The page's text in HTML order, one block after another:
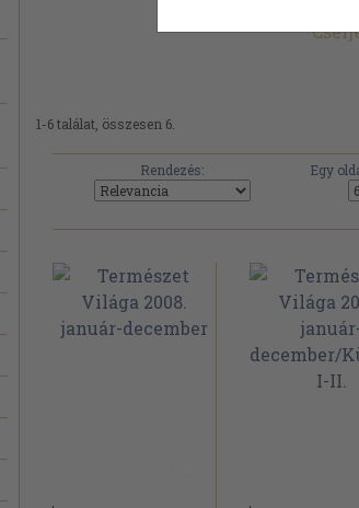
1-6 találat, összesen 6.
Rendezés:
Egy